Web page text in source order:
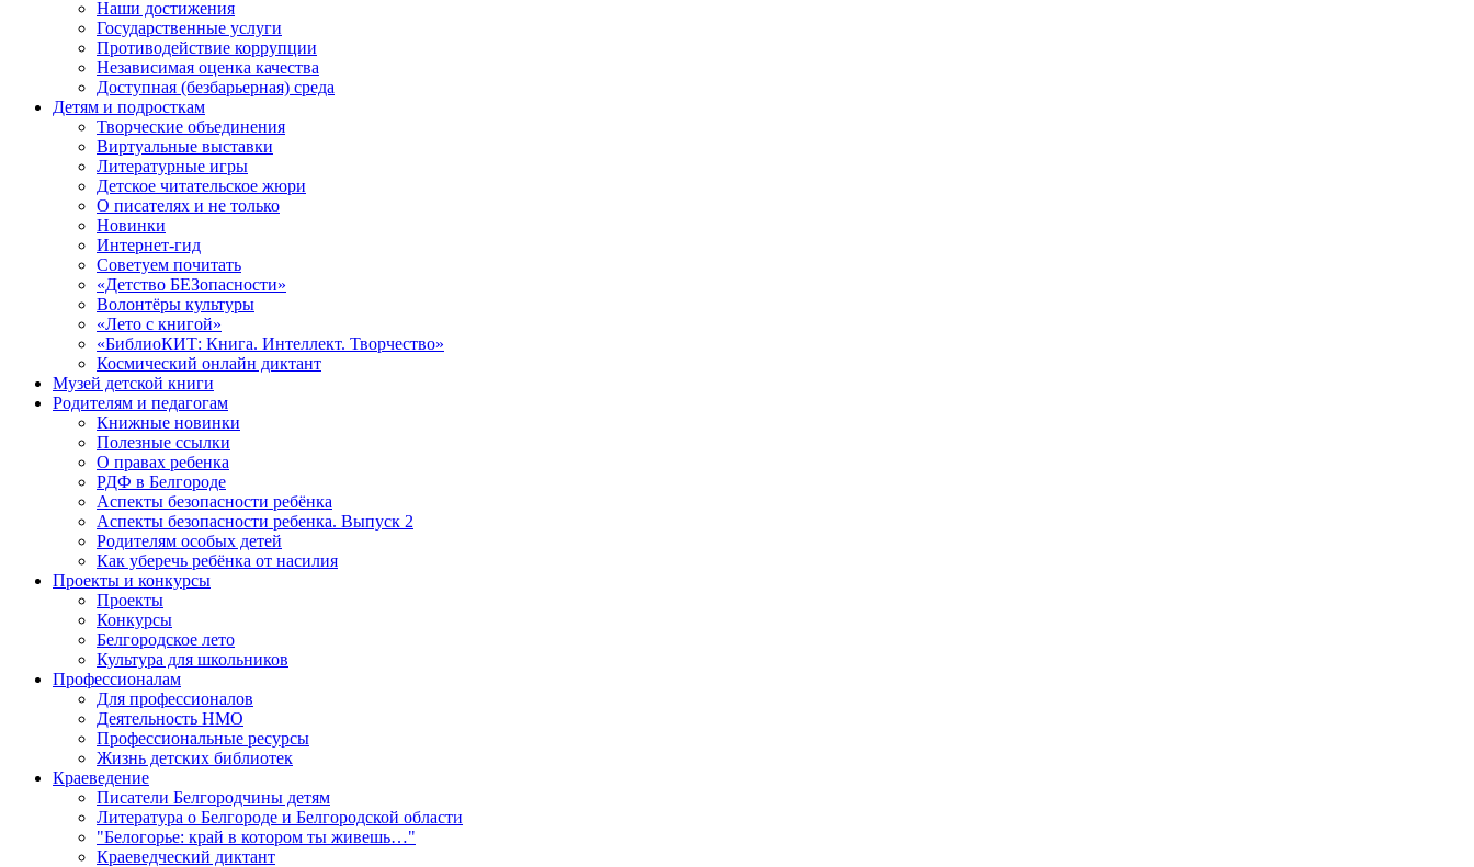
Наши достижения
Государственные услуги
Противодействие коррупции
Независимая оценка качества
Доступная (безбарьерная) среда
Детям и подросткам
Творческие объединения
Виртуальные выставки
Литературные игры
Детское читательское жюри
О писателях и не только
Новинки
Интернет-гид
Советуем почитать
«Детство БЕЗопасности»
Волонтёры культуры
«Лето с книгой»
«БиблиоКИТ: Книга. Интеллект. Творчество»
Космический онлайн диктант
Музей детской книги
Родителям и педагогам
Книжные новинки
Полезные ссылки
О правах ребенка
РДФ в Белгороде
Аспекты безопасности ребёнка
Аспекты безопасности ребенка. Выпуск 2
Родителям особых детей
Как уберечь ребёнка от насилия
Проекты и конкурсы
Проекты
Конкурсы
Белгородское лето
Культура для школьников
Профессионалам
Для профессионалов
Деятельность НМО
Профессиональные ресурсы
Жизнь детских библиотек
Краеведение
Писатели Белгородчины детям
Литература о Белгороде и Белгородской области
"Белогорье: край в котором ты живешь…"
Краеведческий диктант